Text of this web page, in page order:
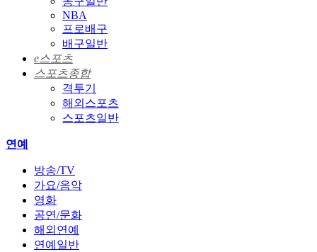
NBA
프로배구
배구일반
e스포츠
스포츠종합
격투기
해외스포츠
스포츠일반
연예
방송/TV
가요/음악
영화
공연/문화
해외연예
연예일반